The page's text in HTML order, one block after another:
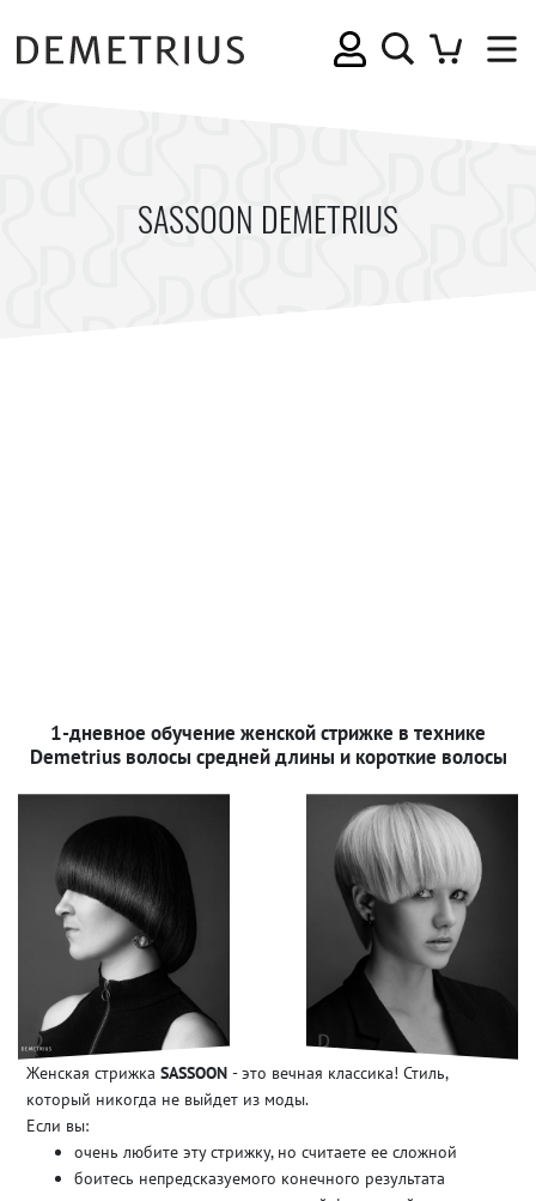
SASSOON DEMETRIUS
1-дневное обучение женской стрижке в технике
Demetrius волосы средней длины и короткие волосы
Женская стрижка SASSOON - это вечная классика! Стиль,
который никогда не выйдет из моды.
Если вы:
очень любите эту стрижку, но считаете ее сложной
боитесь непредсказуемого конечного результата